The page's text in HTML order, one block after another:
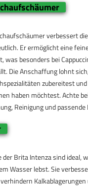
verbessert
Er ermöglicht eine
was besonders bei
Die Anschaffung lohnt
zubereitest
haben möchtest. Achte
Reinigung und passende
Brita Intenza sind ideal,
Wasser lebst. Sie